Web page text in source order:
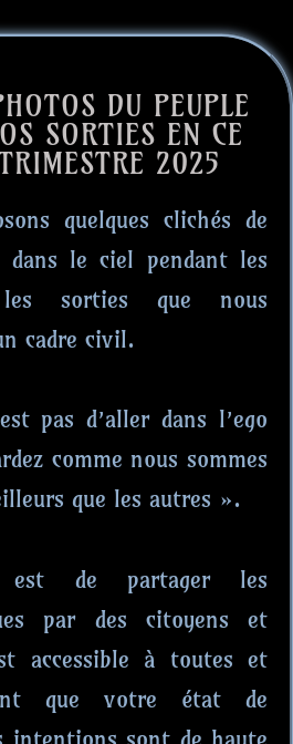
DU PEUPLE
SORTIES EN CE
2025
quelques clichés de
dans le ciel pendant les
sorties que nous
cadre civil.
pas d’aller dans l’ego
comme nous sommes
que les autres ».
est de partager les
par des citoyens et
accessible à toutes et
que votre état de